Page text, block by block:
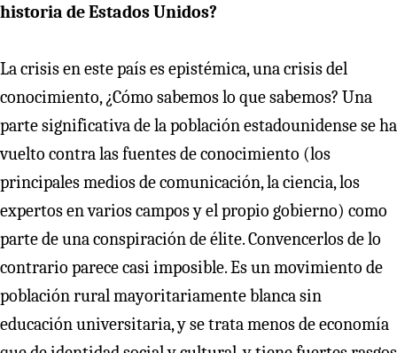
historia de Estados Unidos?
La crisis en este país es epistémica, una crisis del
conocimiento, ¿Cómo sabemos lo que sabemos? Una
parte significativa de la población estadounidense se ha
vuelto contra las fuentes de conocimiento (los
principales medios de comunicación, la ciencia, los
expertos en varios campos y el propio gobierno) como
parte de una conspiración de élite. Convencerlos de lo
contrario parece casi imposible. Es un movimiento de
población rural mayoritariamente blanca sin
educación universitaria, y se trata menos de economía